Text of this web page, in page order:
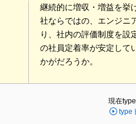
継続的に増収・増益を挙
社ならではの、エンジニ
り、社内の評価制度を設
の社員定着率が安定して
かがだろうか。
現在
type